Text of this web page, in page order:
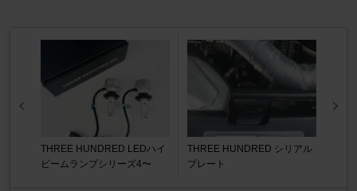
THREE HUNDRED LEDハイ
ビームランプシリーズ4〜
THREE HUNDRED シリアル
プレート